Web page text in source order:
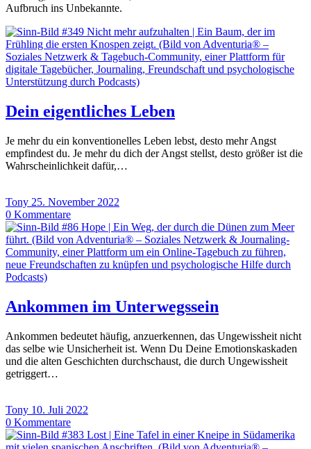
Aufbruch ins Unbekannte.
Dein eigentliches Leben
Je mehr du ein konventionelles Leben lebst, desto mehr Angst
empfindest du. Je mehr du dich der Angst stellst, desto größer ist die
Wahrscheinlichkeit dafür,…
Tony 25. November 2022
0 Kommentare
Ankommen im Unterwegssein
Ankommen bedeutet häufig, anzuerkennen, das Ungewissheit nicht
das selbe wie Unsicherheit ist. Wenn Du Deine Emotionskaskaden
und die alten Geschichten durchschaust, die durch Ungewissheit
getriggert…
Tony 10. Juli 2022
0 Kommentare